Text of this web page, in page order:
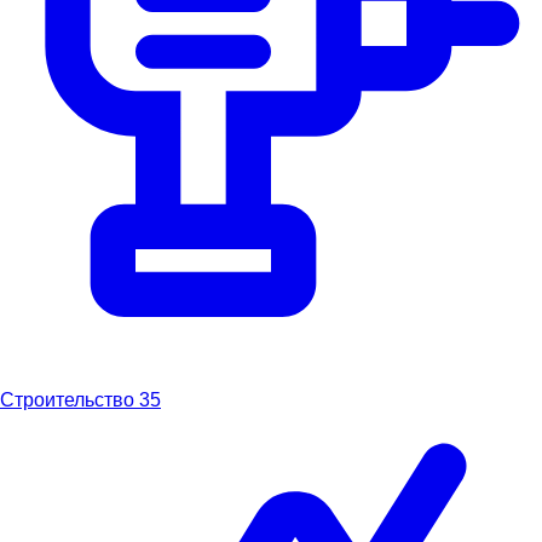
Строительство 35